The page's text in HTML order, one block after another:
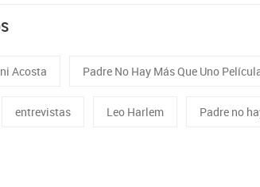
Acosta Padre No Hay Más Que Uno
entrevistas Leo Harlem Padre no